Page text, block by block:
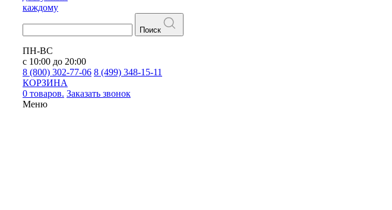
каждому
Поиск
ПН-ВС
с 10:00 до 20:00
8 (800) 302-77-06 8 (499) 348-15-11
КОРЗИНА
0 товаров. Заказать звонок
Меню